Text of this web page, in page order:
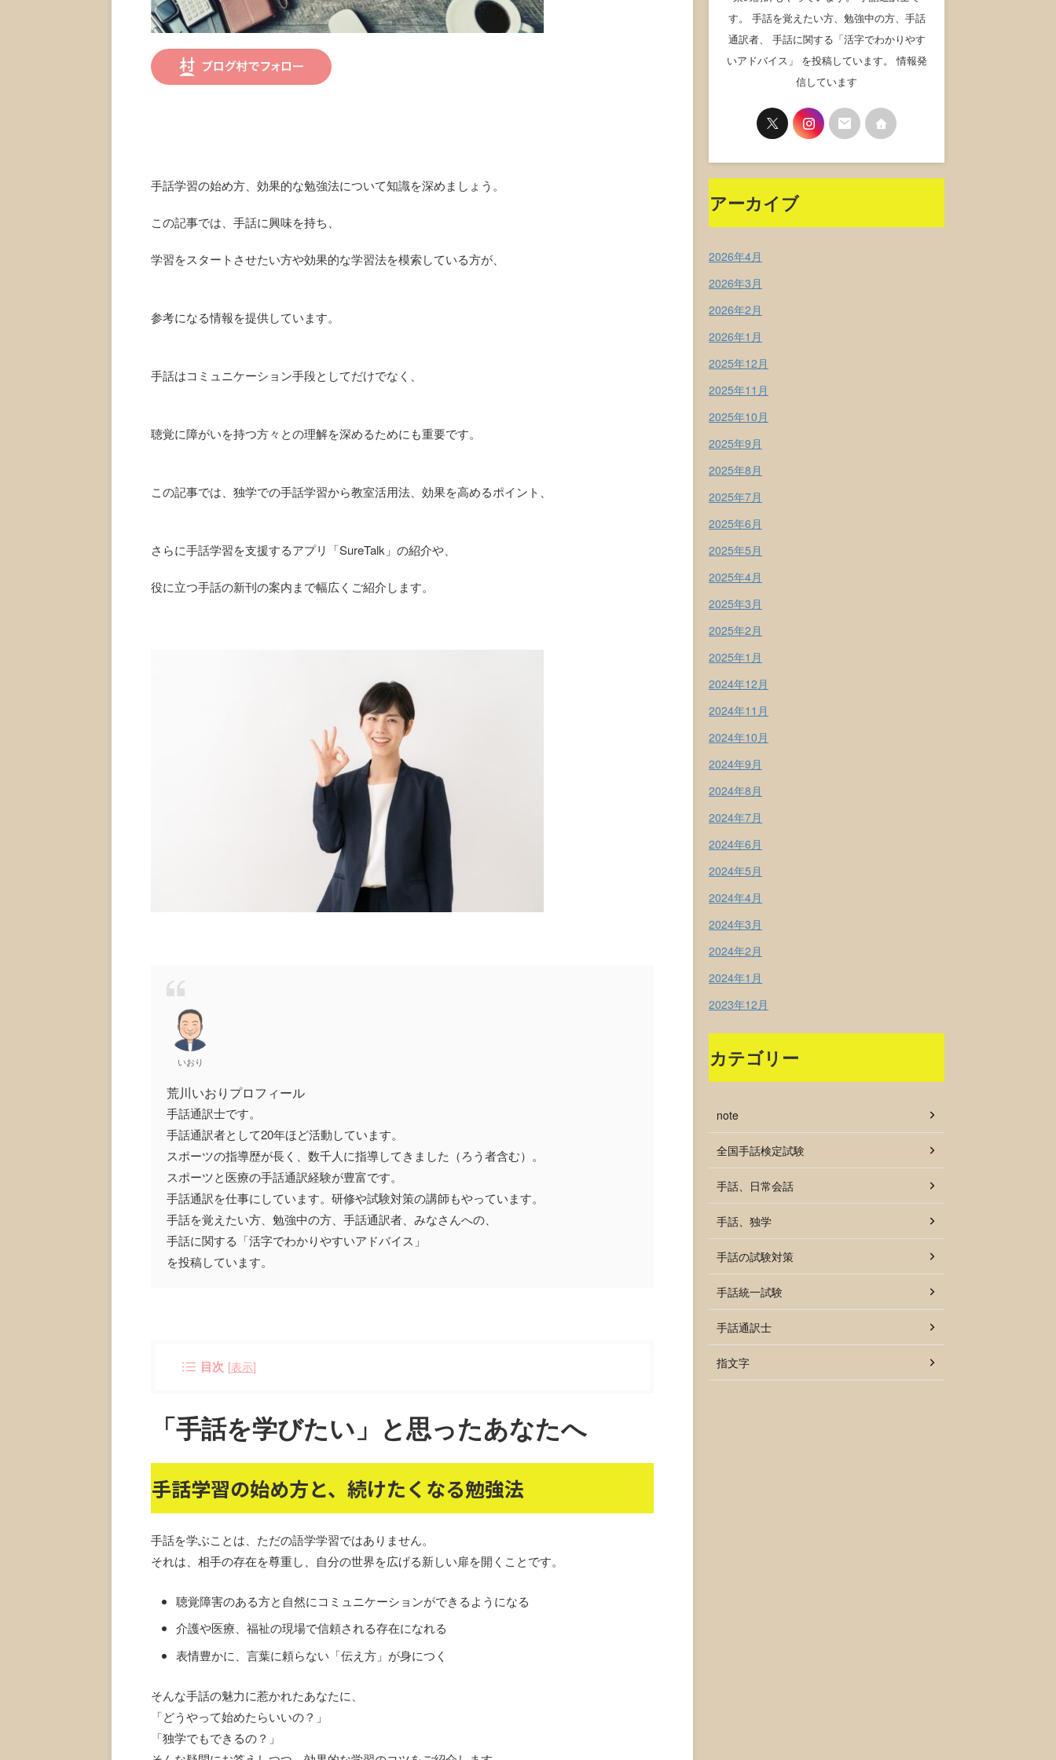
手話学習の始め方、効果的な勉強法について知識を深めましょう。
この記事では、手話に興味を持ち、
学習をスタートさせたい方や効果的な学習法を模索している方が、
参考になる情報を提供しています。
手話はコミュニケーション手段としてだけでなく、
聴覚に障がいを持つ方々との理解を深めるためにも重要です。
この記事では、独学での手話学習から教室活用法、効果を高めるポイント、
さらに手話学習を支援するアプリ「SureTalk」の紹介や、
役に立つ手話の新刊の案内まで幅広くご紹介します。
いおり
荒川いおりプロフィール
手話通訳士です。
手話通訳者として20年ほど活動しています。
スポーツの指導歴が長く、数千人に指導してきました（ろう者含む）。
スポーツと医療の手話通訳経験が豊富です。
手話通訳を仕事にしています。研修や試験対策の講師もやっています。
手話を覚えたい方、勉強中の方、手話通訳者、みなさんへの、
手話に関する「活字でわかりやすいアドバイス」
を投稿しています。
目次 [表示]
「手話を学びたい」と思ったあなたへ
手話学習の始め方と、続けたくなる勉強法
手話を学ぶことは、ただの語学学習ではありません。
それは、相手の存在を尊重し、自分の世界を広げる新しい扉を開くことです。
聴覚障害のある方と自然にコミュニケーションができるようになる
介護や医療、福祉の現場で信頼される存在になれる
表情豊かに、言葉に頼らない「伝え方」が身につく
そんな手話の魅力に惹かれたあなたに、
「どうやって始めたらいいの？」
「独学でもできるの？」
す。 手話を覚えたい方、勉強中の方、手話
通訳者、 手話に関する「活字でわかりやす
いアドバイス」 を投稿しています。 情報発
信しています
アーカイブ
2026年4月
2026年3月
2026年2月
2026年1月
2025年12月
2025年11月
2025年10月
2025年9月
2025年8月
2025年7月
2025年6月
2025年5月
2025年4月
2025年3月
2025年2月
2025年1月
2024年12月
2024年11月
2024年10月
2024年9月
2024年8月
2024年7月
2024年6月
2024年5月
2024年4月
2024年3月
2024年2月
2024年1月
2023年12月
カテゴリー
note
全国手話検定試験
手話、日常会話
手話、独学
手話の試験対策
手話統一試験
手話通訳士
指文字